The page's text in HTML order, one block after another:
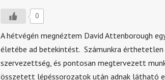
0
A hétvégén megnéztem David Attenborough
életébe ad betekintést. Számunkra
szervezettség, és pontosan megtervezett
összetett lépéssorozatok után adnak látható